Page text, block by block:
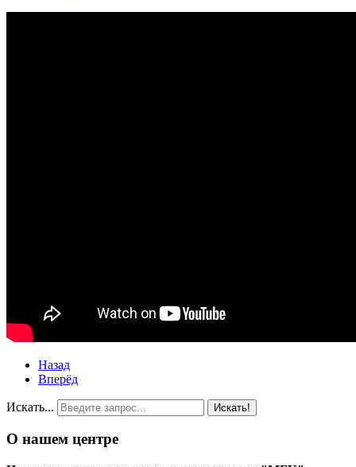
Назад
Вперёд
Искать... Искать!
О нашем центре